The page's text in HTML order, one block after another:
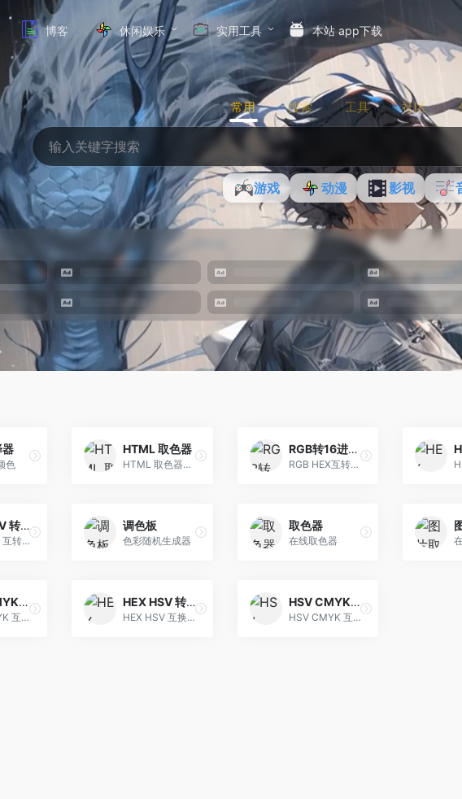
博客 休闲娱乐 实用工具 本站 app下载
常用 搜索 工具 社区
游戏 动漫 影视
器
色
HTML 取色器
HTML 取色器，获取颜色值
RGB转16进制工具
RGB HEX互转工具
RGB HSV 转换
RGB HSV 互转工具
调色板
色彩随机生成器
取色器
在线取色器
RGB CMYK 转换工具
RGB CMYK 互转工具
HEX HSV 转换工具
HEX HSV 互换工具
HSV CMYK 转换工具
HSV CMYK 互换工具